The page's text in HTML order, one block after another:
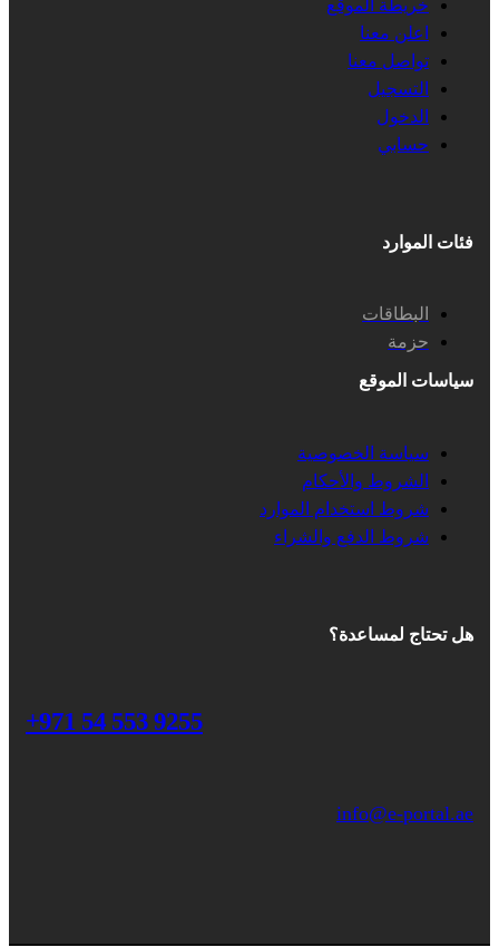
خريطة الموقع
اعلن معنا
تواصل معنا
التسجيل
الدخول
حسابي
فئات الموارد
البطاقات
حزمة
سياسات الموقع
سياسة الخصوصية
الشروط والأحكام
شروط استخدام الموارد
شروط الدفع والشراء
هل تحتاج لمساعدة؟
+971 54 553 9255
info@e-portal.ae